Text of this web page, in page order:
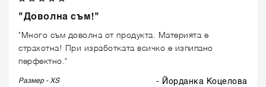
"Доволна съм!"
"Много съм доволна от продукта. Материята е
страхотна! При изработката всичко е изпипано
перфектно."
Размер - XS - Йорданка Коцелова